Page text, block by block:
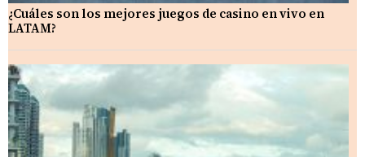
¿Cuáles son los mejores juegos de casino en vivo en
LATAM?